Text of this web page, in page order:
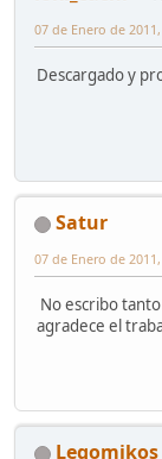
07 de Enero de
Descargado y
Satur
07 de Enero de
No escribo
agradece el
Legomikos